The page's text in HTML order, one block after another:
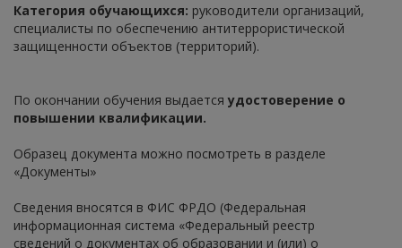
Категория обучающихся: руководители организаций,
специалисты по обеспечению антитеррористической
защищенности объектов (территорий).
По окончании обучения выдаетсяудостоверение о
повышении квалификации.
Образец документа можно посмотреть в разделе
«Документы»
Сведения вносятся в ФИС ФРДО (Федеральная
информационная система «Федеральный реестр
сведений о документах об образовании и (или) о